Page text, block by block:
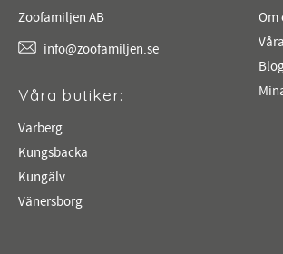
Zoofamiljen AB
info@zoofamiljen.se
Våra butiker:
Varberg
Kungsbacka
Kungälv
Vänersborg
Om